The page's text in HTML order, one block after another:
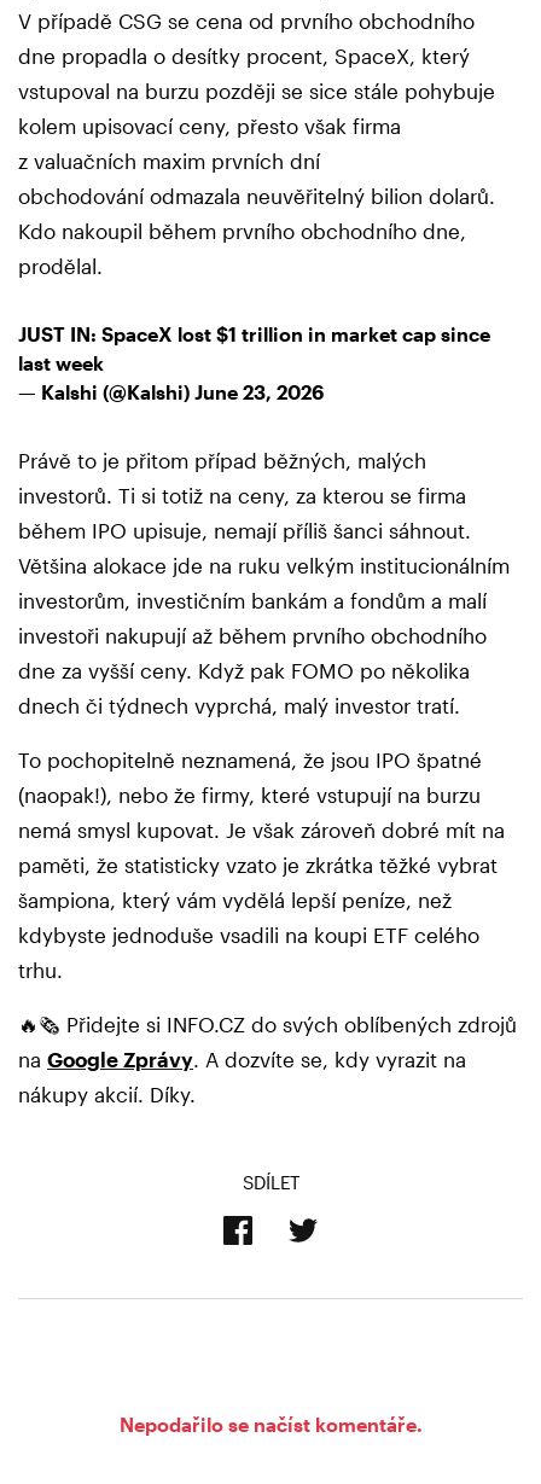
V případě CSG se cena od prvního obchodního
dne propadla o desítky procent, SpaceX, který
vstupoval na burzu později se sice stále pohybuje
kolem upisovací ceny, přesto však firma
z valuačních maxim prvních dní
obchodování odmazala neuvěřitelný bilion dolarů.
Kdo nakoupil během prvního obchodního dne,
prodělal.
JUST IN: SpaceX lost $1 trillion in market cap since
last week
— Kalshi (@Kalshi) June 23, 2026
Právě to je přitom případ běžných, malých
investorů. Ti si totiž na ceny, za kterou se firma
během IPO upisuje, nemají příliš šanci sáhnout.
Většina alokace jde na ruku velkým institucionálním
investorům, investičním bankám a fondům a malí
investoři nakupují až během prvního obchodního
dne za vyšší ceny. Když pak FOMO po několika
dnech či týdnech vyprchá, malý investor tratí.
To pochopitelně neznamená, že jsou IPO špatné
(naopak!), nebo že firmy, které vstupují na burzu
nemá smysl kupovat. Je však zároveň dobré mít na
paměti, že statisticky vzato je zkrátka těžké vybrat
šampiona, který vám vydělá lepší peníze, než
kdybyste jednoduše vsadili na koupi ETF celého
trhu.
🔥🗞️ Přidejte si INFO.CZ do svých oblíbených zdrojů
na Google Zprávy . A dozvíte se, kdy vyrazit na
nákupy akcií. Díky.
SDÍLET
Nepodařilo se načíst komentáře.